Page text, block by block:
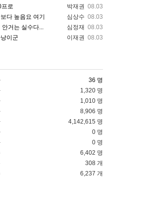
박재권 08.03
로
심상수 08.03
다 높음요 여기
심정재 08.03
안거는 실수다...
이재권 08.03
이군
36 명
1,320 명
1,010 명
8,906 명
4,142,615 명
0 명
0 명
6,402 명
308 개
6,237 개